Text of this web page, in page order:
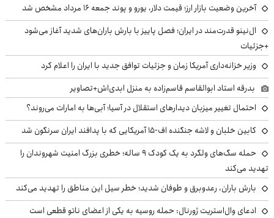
آخرین وضعیت بازار ارز؛ قیمت دلار، یورو و پوند جمعه ۱۶ مرداد مشخص شد
ال‌نینو قدرت‌مند در ایران؛ فصل پاییز با بارش باران‌های شدید آغاز می‌شود
+جزئیات
وزیر خزانه‌داری آمریکا زمان و جزئیات توافق جدید با ایران را اعلام کرد
بدرقه استاد ابوالقاسم قاسم‌زاده به منزل ابدی‌اش+تصاویر
احتمال تغییر میزبان دیدارهای استقلال در آسیا؛ آبی‌ها به امارات می‌روند؟
کابین خلبان و لاشه جنگنده اف-۱۵ آمریکایی که با پدافند ایران سرنگون شد
حمله سگ‌های ولگرد به یک کودک ۹ ساله؛ خطری بزرگ امنیت شهروندان را
تهدید می‌کند
بارش باران، رعدوبرق و طوفان شدید؛ خطر سیل این مناطق را تهدید می‌کند
ادعای وال‌استریت ژورنال: حمله روسیه به یکی از اعضای ناتو قطعی است